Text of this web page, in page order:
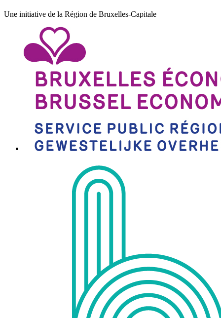
Une initiative de la Région de Bruxelles-Capitale